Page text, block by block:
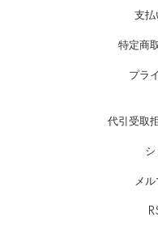
支払
特定商
プラ
代引受取
シ
メ